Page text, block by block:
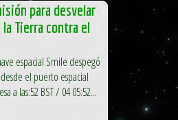
para desvelar
Tierra contra el
espacial Smile despegó
el puerto espacial
a las:52 BST / 04 05:52...